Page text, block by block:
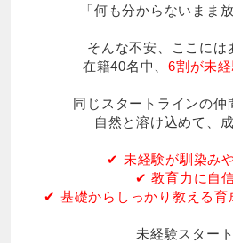
「何も分からないまま
そんな不安、ここには
在籍40名中、 6割が未
同じスタートラインの仲
自然と溶け込めて、
✔ 未経験が馴染み
✔ 教育力に自
✔ 基礎からしっかり教える育
未経験スター